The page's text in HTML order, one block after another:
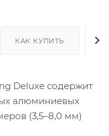
КАК КУПИТЬ
Deluxe содержит
алюминиевых
(3,5–8,0 мм)